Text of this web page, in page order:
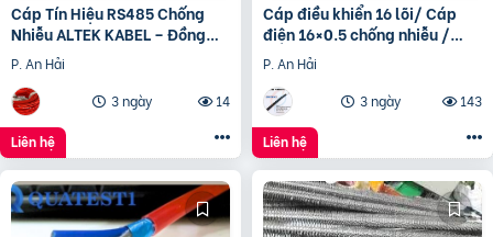
Cáp Tín Hiệu RS485 Chống
Nhiễu ALTEK KABEL – Đồng
Nguyên Chất 100%, Truyền
Tín Hiệu Ổn Định
P. An Hải
3 ngày
14
Liên hệ
Cáp điều khiển 16 lõi/ Cáp
điện 16×0.5 chống nhiễu /
Control Cable SH -500
16×0.75 Altek Kabel
P. An Hải
3 ngày
143
Liên hệ